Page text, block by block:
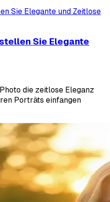
Sie Elegante und Zeitlose
Sie Elegante
die zeitlose Eleganz
Porträts einfangen